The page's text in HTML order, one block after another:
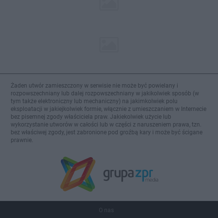
Żaden utwór zamieszczony w serwisie nie może być powielany i
rozpowszechniany lub dalej rozpowszechniany w jakikolwiek sposób (w
tym także elektroniczny lub mechaniczny) na jakimkolwiek polu
eksploatacji w jakiejkolwiek formie, włącznie z umieszczaniem w Internecie
bez pisemnej zgody właściciela praw. Jakiekolwiek użycie lub
wykorzystanie utworów w całości lub w części z naruszeniem prawa, tzn.
bez właściwej zgody, jest zabronione pod groźbą kary i może być ścigane
prawnie.
O nas